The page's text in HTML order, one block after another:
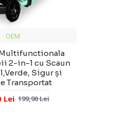
OEM
2-in-1 cu Scaun
Sigur și
Transportat
Lei 199,90 Lei